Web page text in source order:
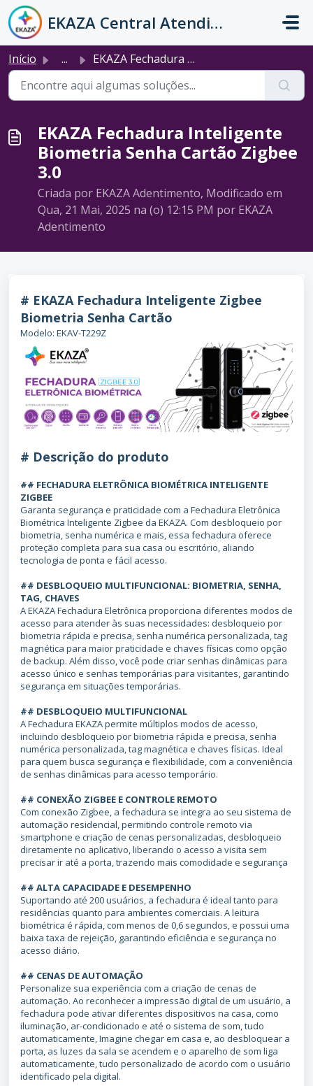
Ir para o conteúdo principal
EKAZA Central Atendimento
Início ... EKAZA Fechadura Inteligente Biometria Senha Cartão Zigbee...
EKAZA Fechadura Inteligente
Biometria Senha Cartão Zigbee
3.0
Criada por EKAZA Adentimento, Modificado em
Qua, 21 Mai, 2025 na (o) 12:15 PM por EKAZA
Adentimento
# EKAZA Fechadura Inteligente Zigbee
Biometria Senha Cartão
Modelo: EKAV-T229Z
# Descrição do produto
## FECHADURA ELETRÔNICA BIOMÉTRICA INTELIGENTE
ZIGBEE
Garanta segurança e praticidade com a Fechadura Eletrônica
Biométrica Inteligente Zigbee da EKAZA. Com desbloqueio por
biometria, senha numérica e mais, essa fechadura oferece
proteção completa para sua casa ou escritório, aliando
tecnologia de ponta e fácil acesso.
## DESBLOQUEIO MULTIFUNCIONAL: BIOMETRIA, SENHA,
TAG, CHAVES
A EKAZA Fechadura Eletrônica proporciona diferentes modos de
acesso para atender às suas necessidades: desbloqueio por
biometria rápida e precisa, senha numérica personalizada, tag
magnética para maior praticidade e chaves físicas como opção
de backup. Além disso, você pode criar senhas dinâmicas para
acesso único e senhas temporárias para visitantes, garantindo
segurança em situações temporárias.
## DESBLOQUEIO MULTIFUNCIONAL
A Fechadura EKAZA permite múltiplos modos de acesso,
incluindo desbloqueio por biometria rápida e precisa, senha
numérica personalizada, tag magnética e chaves físicas. Ideal
para quem busca segurança e flexibilidade, com a conveniência
de senhas dinâmicas para acesso temporário.
## CONEXÃO ZIGBEE E CONTROLE REMOTO
Com conexão Zigbee, a fechadura se integra ao seu sistema de
automação residencial, permitindo controle remoto via
smartphone e criação de cenas personalizadas, desbloqueio
diretamente no aplicativo, liberando o acesso a visita sem
precisar ir até a porta, trazendo mais comodidade e segurança
## ALTA CAPACIDADE E DESEMPENHO
Suportando até 200 usuários, a fechadura é ideal tanto para
residências quanto para ambientes comerciais. A leitura
biométrica é rápida, com menos de 0,6 segundos, e possui uma
baixa taxa de rejeição, garantindo eficiência e segurança no
acesso diário.
## CENAS DE AUTOMAÇÃO
Personalize sua experiência com a criação de cenas de
automação. Ao reconhecer a impressão digital de um usuário, a
fechadura pode ativar diferentes dispositivos na casa, como
iluminação, ar-condicionado e até o sistema de som, tudo
automaticamente, Imagine chegar em casa e, ao desbloquear a
porta, as luzes da sala se acendem e o aparelho de som liga
automaticamente, tudo personalizado de acordo com o usuário
identificado pela digital.